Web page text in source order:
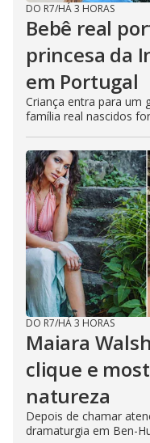
DO R7/HÁ 3 HORAS
Bebê real
princesa da
em Portugal
Criança entra para um
família real nascidos
DO R7/HÁ 3 HORAS
Maiara
clique e
natureza
Depois de chamar
dramaturgia em Ben-